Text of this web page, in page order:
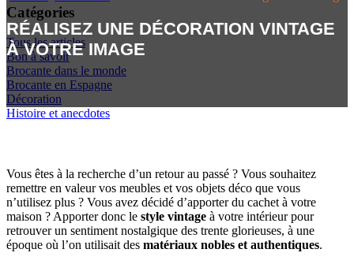
Catégories
Tous les articles
Bon à savoir
Brocante dans le monde
Brocante en Espagne
Décoration
Histoire et anecdotes
RÉALISEZ UNE DÉCORATION VINTAGE
À VOTRE IMAGE
Vous êtes à la recherche d’un retour au passé ? Vous souhaitez
remettre en valeur vos meubles et vos objets déco que vous
n’utilisez plus ? Vous avez décidé d’apporter du cachet à votre
maison ? Apporter donc le style vintage à votre intérieur pour
retrouver un sentiment nostalgique des trente glorieuses, à une
époque où l’on utilisait des matériaux nobles et authentiques.